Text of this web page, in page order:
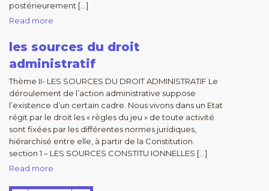
postérieurement […]
Read more
les sources du droit
administratif
Thème II- LES SOURCES DU DROIT ADMINISTRATIF Le
déroulement de l’action administrative suppose
l’existence d’un certain cadre. Nous vivons dans un Etat
régit par le droit les « règles du jeu » de toute activité
sont fixées par les différentes normes juridiques,
hiérarchisé entre elle, à partir de la Constitution.
section 1 – LES SOURCES CONSTITU IONNELLES […]
Read more